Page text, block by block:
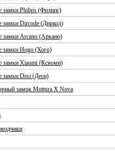
замки Philips (Филипс)
замки Dircode (Диркод)
замки Arcano (Аркано)
замки Hogo (Хого)
замки Xiaomi (Ксяоми)
замки Desi (Деси)
замок Mottura X Nova